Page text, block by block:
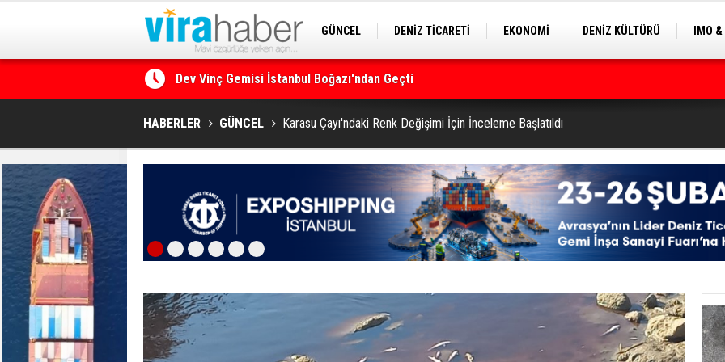
GÜNCEL DENİZ TİCARETİ EKONOMİ DENİZ KÜLTÜRÜ
IMO
Dev Vinç Gemisi İstanbul Boğazı'ndan Geçti
Ege Denizi’nin En Büyük Mercan Ormanı
HABERLER GÜNCEL Karasu Çayı'ndaki Renk Değişimi İçin İnceleme Başlatıldı